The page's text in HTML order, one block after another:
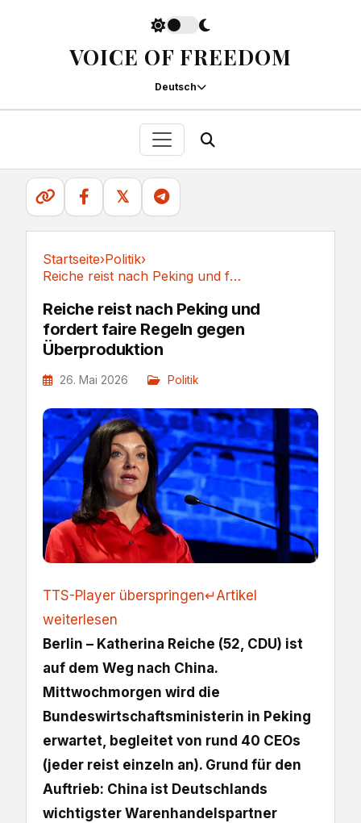
VOICE OF FREEDOM
Deutsch
𝕏
Startseite›Politik›
Reiche reist nach Peking und fordert faire...
Reiche reist nach Peking und
fordert faire Regeln gegen
Überproduktion
26. Mai 2026 Politik
TTS-Player überspringen↵Artikel
weiterlesen
Berlin – Katherina Reiche (52, CDU) ist
auf dem Weg nach China.
Mittwochmorgen wird die
Bundeswirtschaftsministerin in Peking
erwartet, begleitet von rund 40 CEOs
(jeder reist einzeln an). Grund für den
Auftrieb: China ist Deutschlands
wichtigster Warenhandelspartner